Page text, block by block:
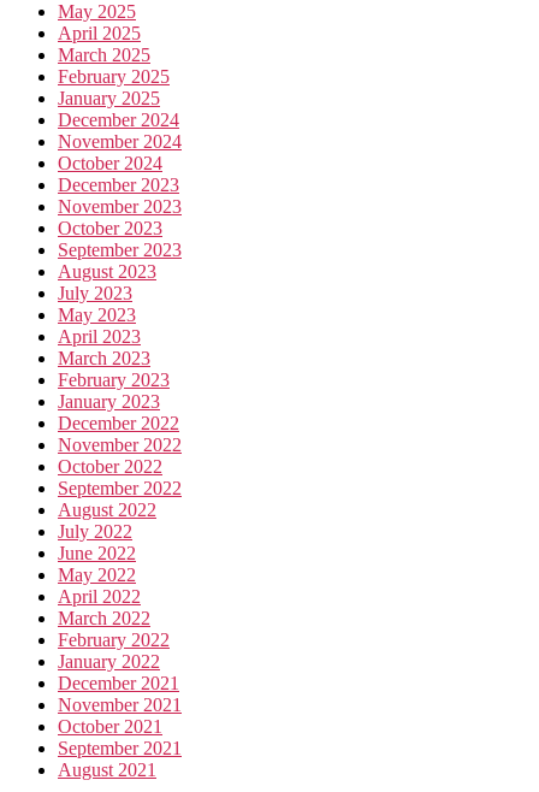
May 2025
April 2025
March 2025
February 2025
January 2025
December 2024
November 2024
October 2024
December 2023
November 2023
October 2023
September 2023
August 2023
July 2023
May 2023
April 2023
March 2023
February 2023
January 2023
December 2022
November 2022
October 2022
September 2022
August 2022
July 2022
June 2022
May 2022
April 2022
March 2022
February 2022
January 2022
December 2021
November 2021
October 2021
September 2021
August 2021